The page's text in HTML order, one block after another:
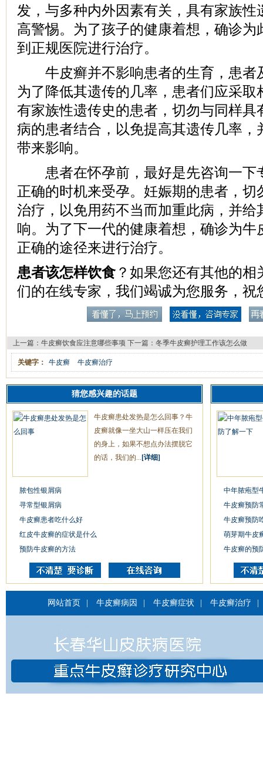
发，与多种内外因素有关，具有家族性
高警惕。为了孩子的健康着想，确诊为
到正规医院进行治疗。
牛皮癣并不影响患者的生育，患者
为了降低其遗传的几率，患者们应采取
有家族性遗传史的患者，切勿与同样具
病的患者结合，以免提高其遗传几率，
带来影响。
患者在怀孕前，最好是先咨询一下
正确的时机来受孕。妊娠期的患者，切
治疗，以免用药不当而加重此病，并给
响。为了下一代的健康着想，确诊为牛
正确的途径来进行治疗。
患者该怎样饮食 ？如果您还有其他的
们的在线专家，我们竭诚为您服务，祝
上一篇： 牛皮癣饮食应注意哪些事项 下一篇： 冬季牛皮癣护理工作该怎么做
关键字： 牛皮癣 牛皮癣治疗
猜您感兴趣的话题
牛皮癣患处发热是怎么回事？牛
皮癣就像一坐大山一样压在我们
的身上，如果不想点办法摆脱它
的话，我们的... [详细]
脓包性银屑病
寻常型银屑病
牛皮癣患者吃什么好
红皮牛皮癣的症状是什么
预防牛皮癣的方法
中年脓疱型
牛皮癣预防
牛皮癣预防
萌芽期牛皮
牛皮癣的预
网站首页 牛皮癣病因 牛皮癣症状 牛皮癣治疗